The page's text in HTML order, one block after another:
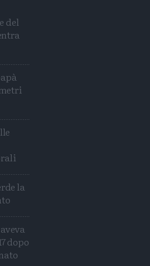
del
la
dopo